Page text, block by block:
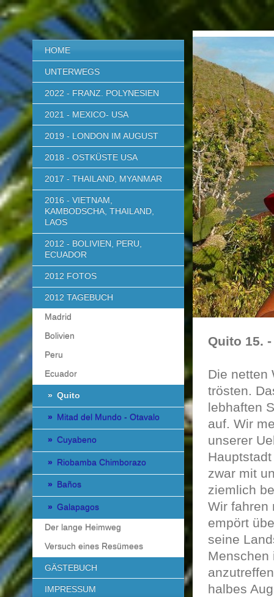
Quito 15.
Die netten
trösten.
lebhaften
auf. Wir
unserer
zwar mit
ziemlich
Wir fahren
empört
seine
Menschen
halbes
HOME
UNTERWEGS
2022 - FRANZ. POLYNESIEN
2021 - MEXICO- USA
2019 - LONDON IM AUGUST
2018 - OSTKÜSTE USA
2017 - THAILAND, MYANMAR
2016 - VIETNAM,
KAMBODSCHA, THAILAND,
LAOS
2012 - BOLIVIEN, PERU,
ECUADOR
2012 FOTOS
2012 TAGEBUCH
Madrid
Bolivien
Peru
Ecuador
Quito
Mitad del Mundo - Otavalo
Cuyabeno
Riobamba Chimborazo
Baños
Galapagos
Der lange Heimweg
Versuch eines Resümees
GÄSTEBUCH
IMPRESSUM